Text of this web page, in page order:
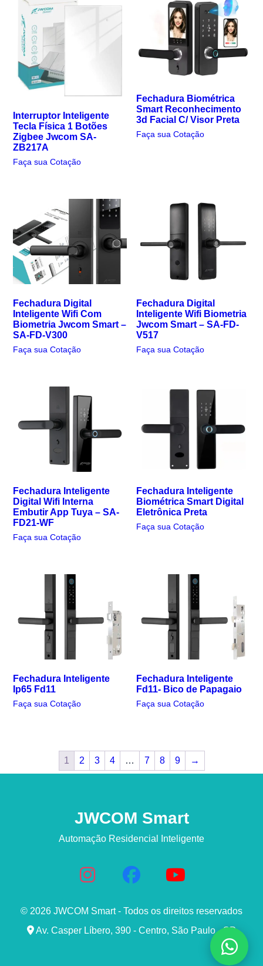
Interruptor Inteligente
Tecla Física 1 Botões
Zigbee Jwcom SA-
ZB217A
Faça sua Cotação
Fechadura Biométrica
Smart Reconhecimento
3d Facial C/ Visor Preta
Faça sua Cotação
Fechadura Digital
Inteligente Wifi Com
Biometria Jwcom Smart –
SA-FD-V300
Faça sua Cotação
Fechadura Digital
Inteligente Wifi Biometria
Jwcom Smart – SA-FD-
V517
Faça sua Cotação
Fechadura Inteligente
Digital Wifi Interna
Embutir App Tuya – SA-
FD21-WF
Faça sua Cotação
Fechadura Inteligente
Biométrica Smart Digital
Eletrônica Preta
Faça sua Cotação
Fechadura Inteligente
Ip65 Fd11
Faça sua Cotação
Fechadura Inteligente
Fd11- Bico de Papagaio
Faça sua Cotação
1 2 3 4 … 7 8 9 →
JWCOM Smart
Automação Residencial Inteligente
© 2026 JWCOM Smart - Todos os direitos reservados
Av. Casper Líbero, 390 - Centro, São Paulo - SP